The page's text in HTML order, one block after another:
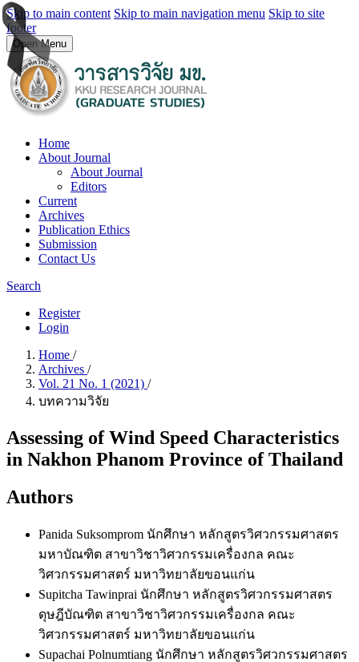
Skip to main content Skip to main navigation menu Skip to site
footer
Open Menu
Home
About Journal
About Journal
Editors
Current
Archives
Publication Ethics
Submission
Contact Us
Search
Register
Login
Home /
Archives /
Vol. 21 No. 1 (2021) /
บทความวิจัย
Assessing of Wind Speed Characteristics
in Nakhon Phanom Province of Thailand
Authors
Panida Suksomprom นักศึกษา หลักสูตรวิศวกรรมศาสตร
มหาบัณฑิต สาขาวิชาวิศวกรรมเครื่องกล คณะ
วิศวกรรมศาสตร์ มหาวิทยาลัยขอนแก่น
Supitcha Tawinprai นักศึกษา หลักสูตรวิศวกรรมศาสตร
ดุษฎีบัณฑิต สาขาวิชาวิศวกรรมเครื่องกล คณะ
วิศวกรรมศาสตร์ มหาวิทยาลัยขอนแก่น
Supachai Polnumtiang นักศึกษา หลักสูตรวิศวกรรมศาสตร